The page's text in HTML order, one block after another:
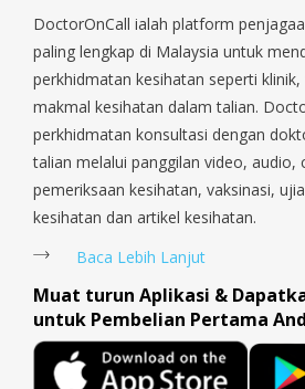
Queenstown, Raffles Place, Rochor,
Sengkang, Serangoon, Serangoon Rd,
Payoh, Tanjong Pagar, Telok Blangah,
Tengah, Upper East Coast, Upper Bukit
Woodlands, West Coast, Yishun, Yio Chu
DoctorOnCall ialah platform
paling lengkap di Malaysia untuk
perkhidmatan kesihatan seperti
makmal kesihatan dalam talian.
perkhidmatan konsultasi dengan
talian melalui panggilan video, audio,
pemeriksaan kesihatan, vaksinasi,
kesihatan dan artikel kesihatan.
Baca Lebih Lanjut
Muat turun Aplikasi &
untuk Pembelian Pertama